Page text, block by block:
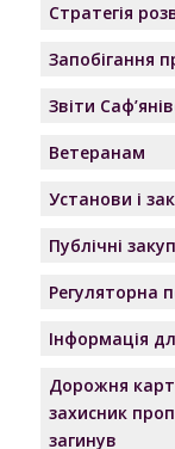
Стратегія
Запобігання
Звіти
Ветеранам
Установи і
Публічні
Регуляторна
Інформація
Дорожня
захисник
загинув